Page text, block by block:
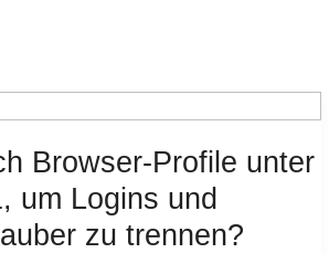
Browser-Profile unter
um Logins und
zu trennen?